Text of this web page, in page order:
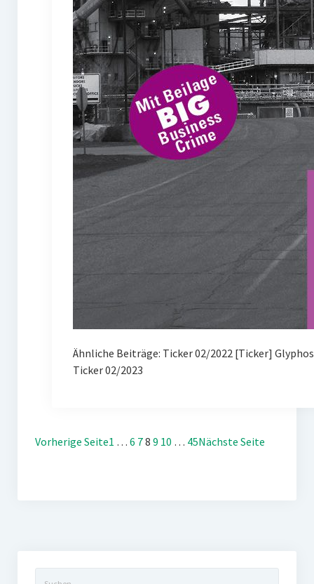
Ähnliche Beiträge: Ticker 02/2022 [Ticker]
Ticker 02/2023
Vorherige Seite1 … 6 78 9 10 … 45Nächste Seite